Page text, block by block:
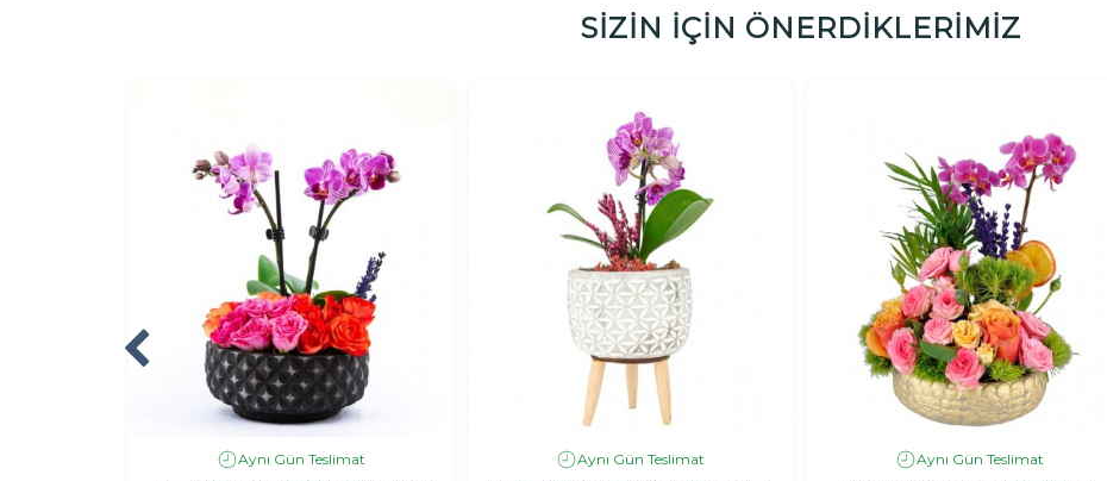
SİZİN İÇİN ÖNERDİKLERİMİZ
Aynı Gün Teslimat Aynı Gün Teslimat Aynı Gün Teslimat